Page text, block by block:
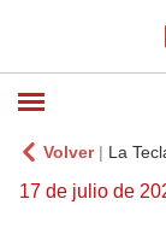
Volver| La
17 de julio de